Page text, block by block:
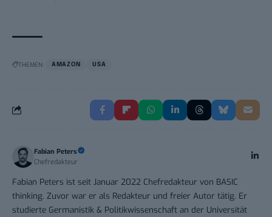
THEMEN: AMAZON USA
Fabian Peters
Chefredakteur
Fabian Peters ist seit Januar 2022 Chefredakteur von BASIC
thinking. Zuvor war er als Redakteur und freier Autor tätig. Er
studierte Germanistik & Politikwissenschaft an der Universität